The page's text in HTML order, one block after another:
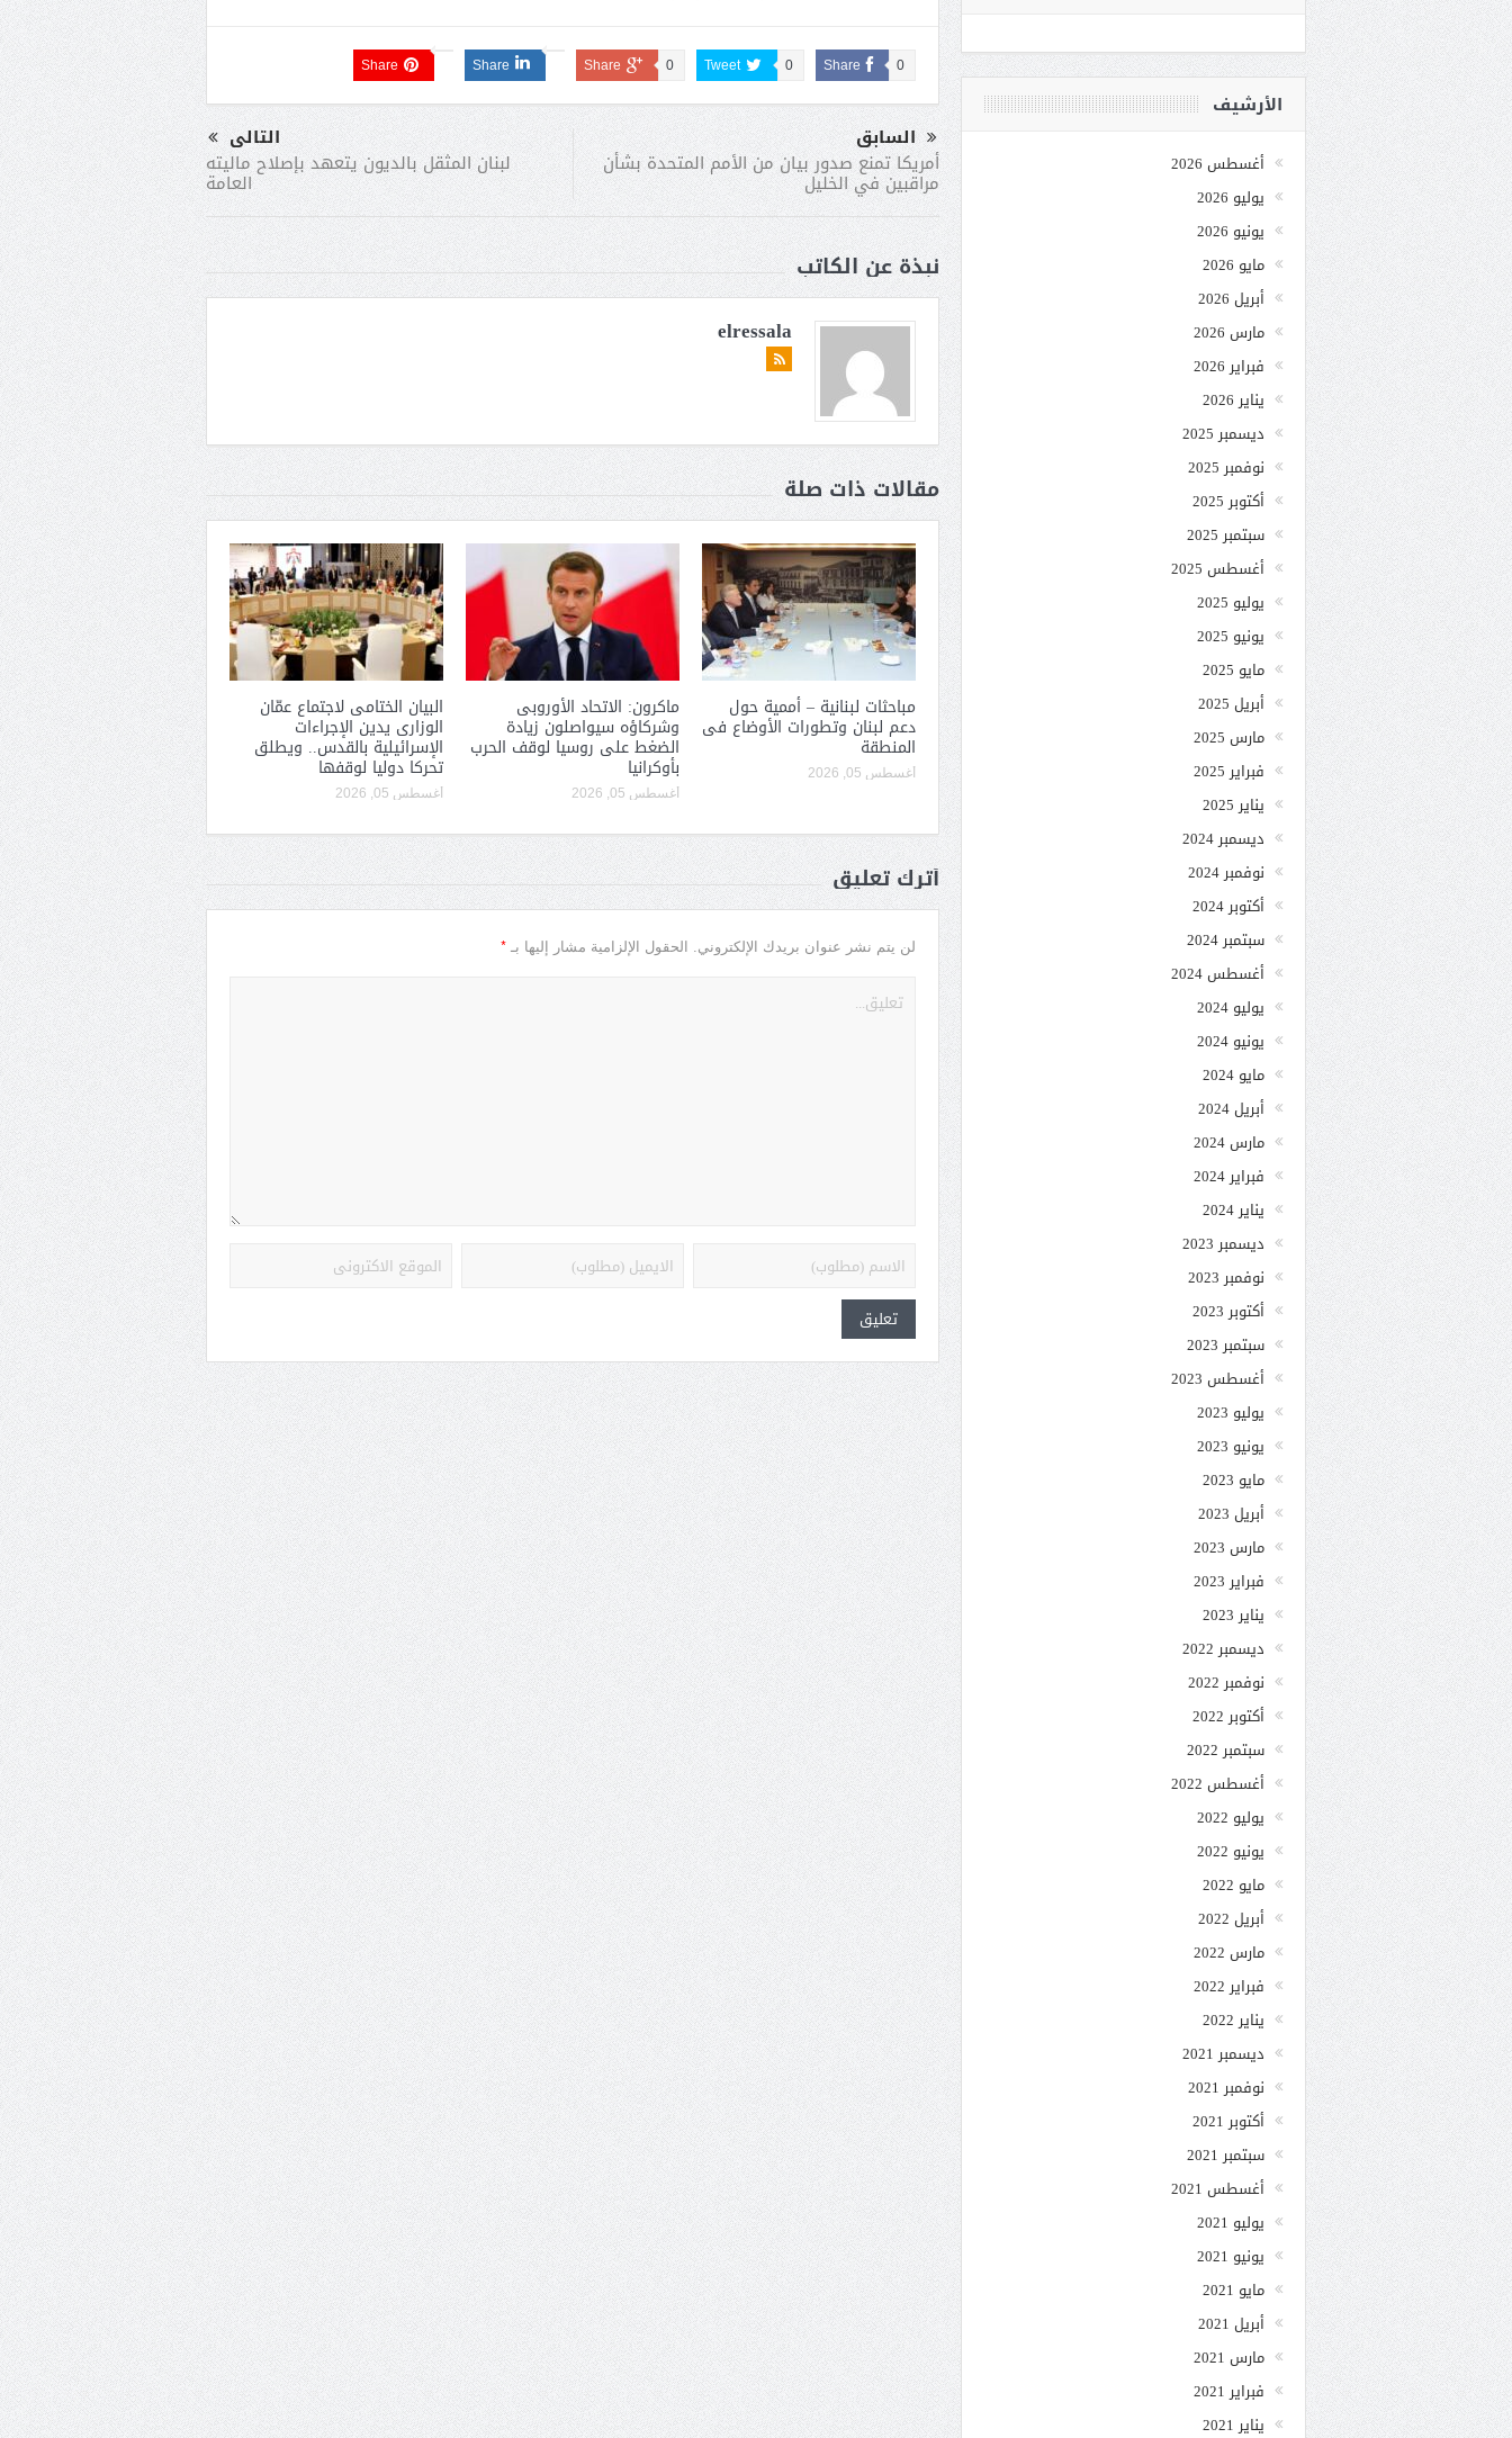
Share 0
Tweet 0
Share 0
Share
Share
السابق
أمريكا تمنع صدور بيان من الأمم المتحدة بشأن
مراقبين في الخليل
التالى
لبنان المثقل بالديون يتعهد بإصلاح ماليته
العامة
نبذة عن الكاتب
elressala
مقالات ذات صلة
مباحثات لبنانية – أممية حول
دعم لبنان وتطورات الأوضاع فى
المنطقة
أغسطس 05, 2026
ماكرون: الاتحاد الأوروبى
وشركاؤه سيواصلون زيادة
الضغط على روسيا لوقف الحرب
بأوكرانيا
أغسطس 05, 2026
البيان الختامى لاجتماع عمّان
الوزارى يدين الإجراءات
الإسرائيلية بالقدس.. ويطلق
تحركا دوليا لوقفها
أغسطس 05, 2026
أترك تعليق
لن يتم نشر عنوان بريدك الإلكتروني. الحقول الإلزامية مشار إليها بـ *
الأرشيف
أغسطس 2026
يوليو 2026
يونيو 2026
مايو 2026
أبريل 2026
مارس 2026
فبراير 2026
يناير 2026
ديسمبر 2025
نوفمبر 2025
أكتوبر 2025
سبتمبر 2025
أغسطس 2025
يوليو 2025
يونيو 2025
مايو 2025
أبريل 2025
مارس 2025
فبراير 2025
يناير 2025
ديسمبر 2024
نوفمبر 2024
أكتوبر 2024
سبتمبر 2024
أغسطس 2024
يوليو 2024
يونيو 2024
مايو 2024
أبريل 2024
مارس 2024
فبراير 2024
يناير 2024
ديسمبر 2023
نوفمبر 2023
أكتوبر 2023
سبتمبر 2023
أغسطس 2023
يوليو 2023
يونيو 2023
مايو 2023
أبريل 2023
مارس 2023
فبراير 2023
يناير 2023
ديسمبر 2022
نوفمبر 2022
أكتوبر 2022
سبتمبر 2022
أغسطس 2022
يوليو 2022
يونيو 2022
مايو 2022
أبريل 2022
مارس 2022
فبراير 2022
يناير 2022
ديسمبر 2021
نوفمبر 2021
أكتوبر 2021
سبتمبر 2021
أغسطس 2021
يوليو 2021
يونيو 2021
مايو 2021
أبريل 2021
مارس 2021
فبراير 2021
يناير 2021